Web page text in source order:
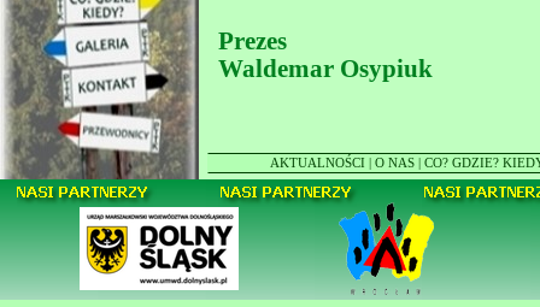
Prezes
Waldemar Osypiuk
AKTUALNOŚCI O NAS CO? GDZIE?